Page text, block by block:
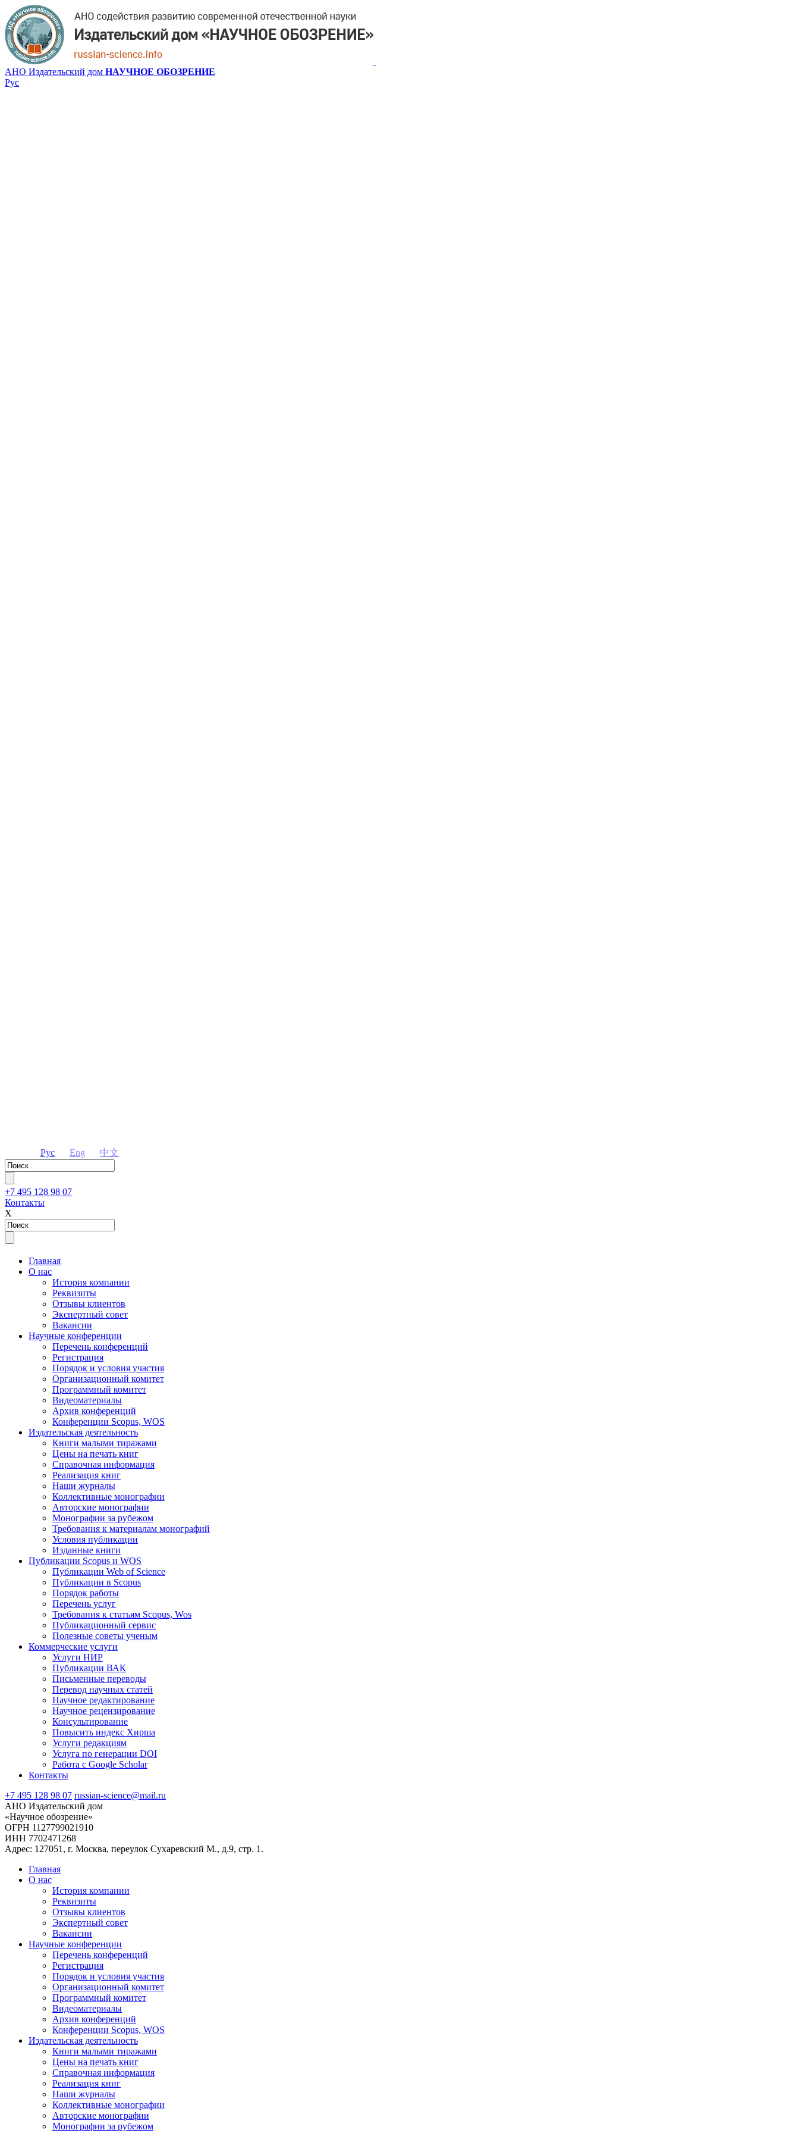
АНО Издательский дом НАУЧНОЕ ОБОЗРЕНИЕ
Рус
Рус Eng 中文
+7 495 128 98 07
Контакты
Х
Главная
О нас
История компании
Реквизиты
Отзывы клиентов
Экспертный совет
Вакансии
Научные конференции
Перечень конференций
Регистрация
Порядок и условия участия
Организационный комитет
Программный комитет
Видеоматериалы
Архив конференций
Конференции Scopus, WOS
Издательская деятельность
Книги малыми тиражами
Цены на печать книг
Справочная информация
Реализация книг
Наши журналы
Коллективные монографии
Авторские монографии
Монографии за рубежом
Требования к материалам монографий
Условия публикации
Изданные книги
Публикации Scopus и WOS
Публикации Web of Science
Публикации в Scopus
Порядок работы
Перечень услуг
Требования к статьям Scopus, Wos
Публикационный сервис
Полезные советы ученым
Коммерческие услуги
Услуги НИР
Публикации ВАК
Письменные переводы
Перевод научных статей
Научное редактирование
Научное рецензирование
Консультирование
Повысить индекс Хирша
Услуги редакциям
Услуга по генерации DOI
Работа с Google Scholar
Контакты
+7 495 128 98 07 russian-science@mail.ru
АНО Издательский дом
«Научное обозрение»
ОГРН 1127799021910
ИНН 7702471268
Адрес: 127051, г. Москва, переулок Сухаревский М., д.9, стр. 1.
Главная
О нас
История компании
Реквизиты
Отзывы клиентов
Экспертный совет
Вакансии
Научные конференции
Перечень конференций
Регистрация
Порядок и условия участия
Организационный комитет
Программный комитет
Видеоматериалы
Архив конференций
Конференции Scopus, WOS
Издательская деятельность
Книги малыми тиражами
Цены на печать книг
Справочная информация
Реализация книг
Наши журналы
Коллективные монографии
Авторские монографии
Монографии за рубежом